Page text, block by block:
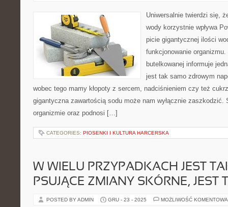
Uniwersalnie twierdzi się,
wody korzystnie wpływa
picie gigantycznej ilości
funkcjonowanie
butelkowanej informuje
jest tak samo zdrowym
wobec tego mamy kłopoty z sercem, nadciśnieniem czy też
gigantyczna zawartością sodu może nam wyłącznie zaszkodzić.
organizmie oraz podnosi […]
CATEGORIES: PIOSENKI I KULTURA HARCERSKA
W WIELU PRZYPADKACH JEST
PSUJĄCE ZMIANY SKÓRNE, JEST
POSTED BY ADMIN GRU - 23 - 2025 MOŻLIWOŚĆ